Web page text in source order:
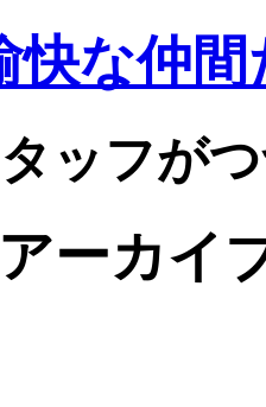
快な仲間
ッフが
ーカイ